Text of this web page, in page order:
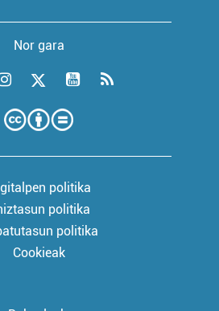
Nor gara
politika
politika
politika
Cookieak